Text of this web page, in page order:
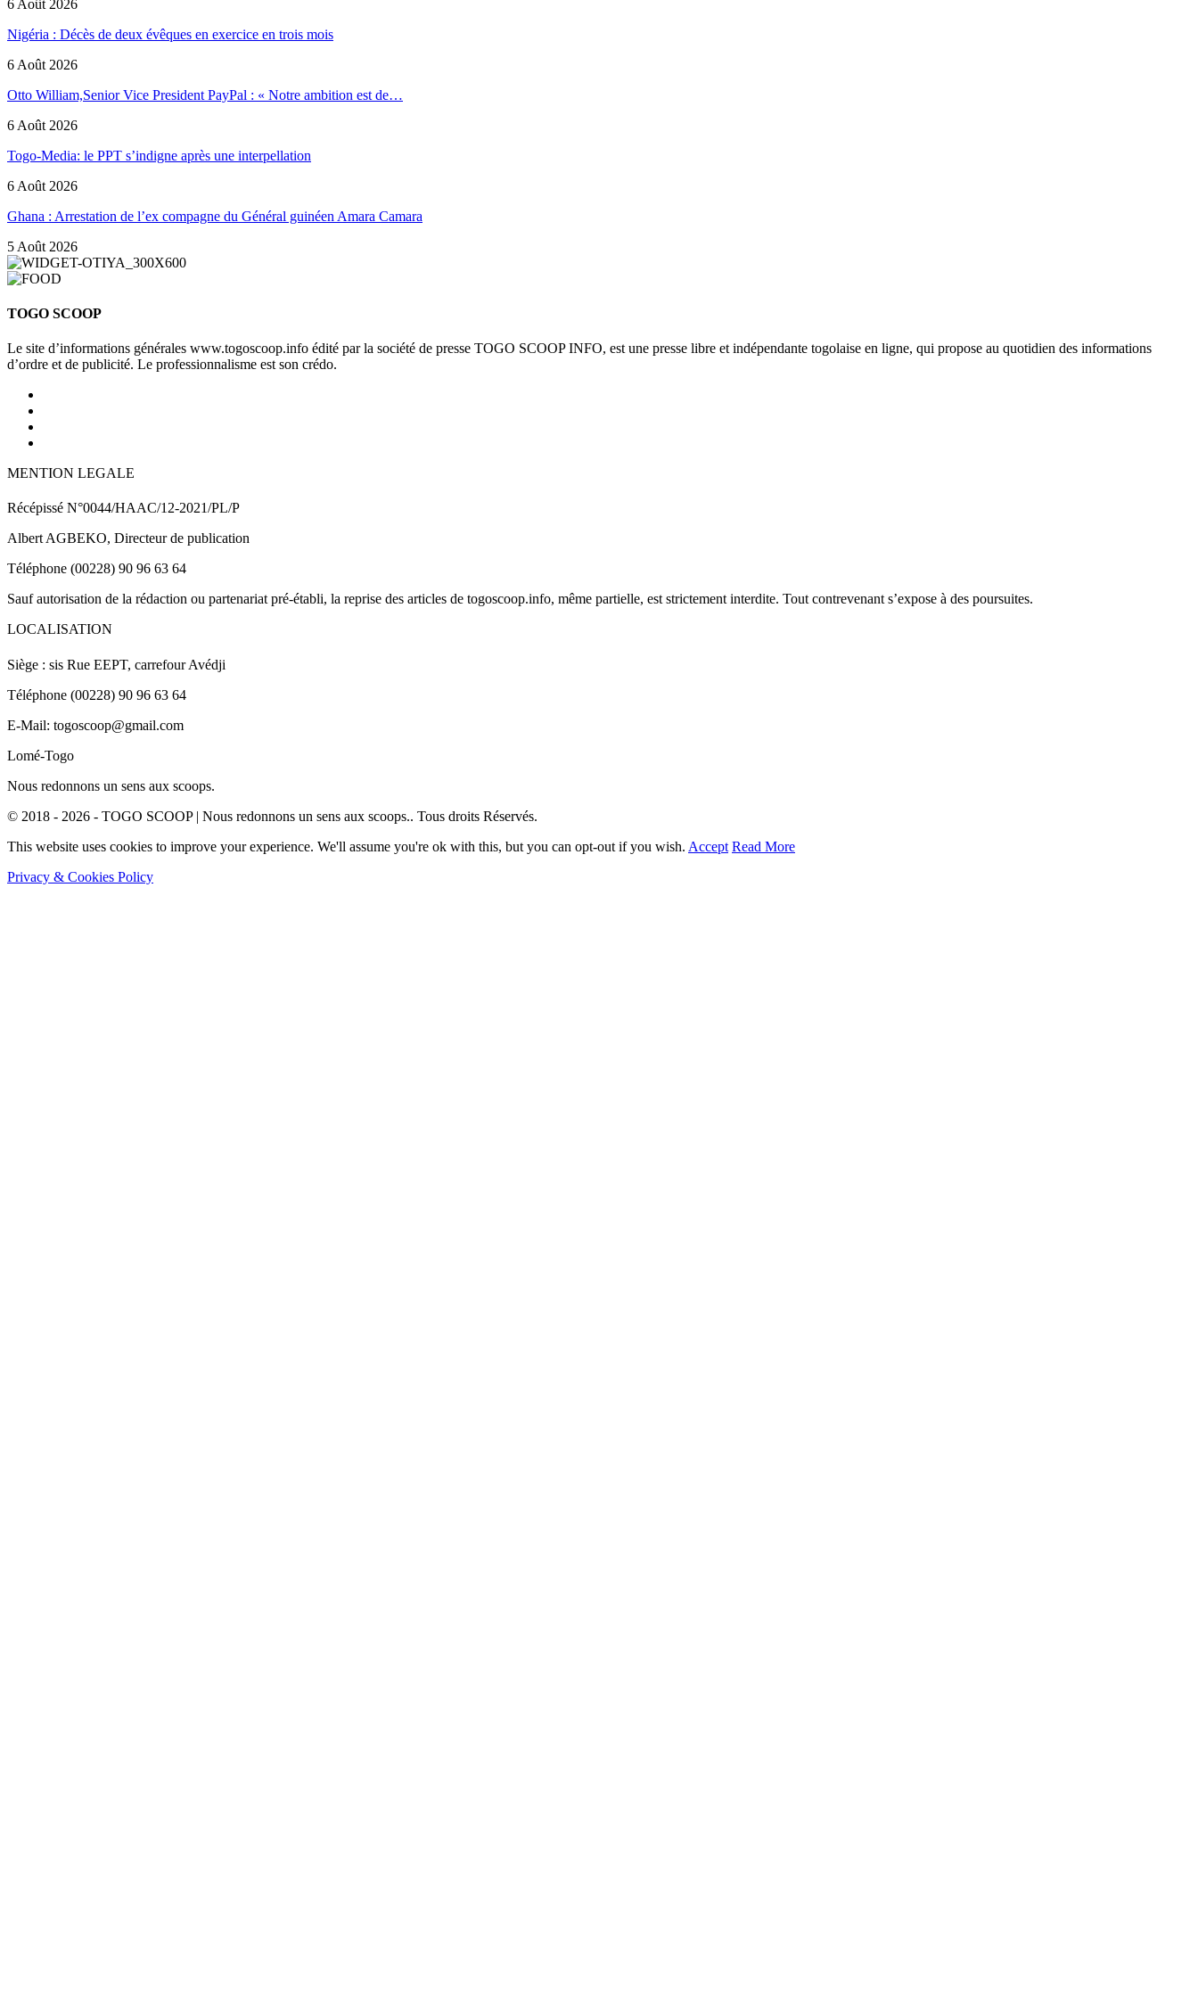
6 Août 2026
Nigéria : Décès de deux évêques en exercice en trois mois
6 Août 2026
Otto William,Senior Vice President PayPal : « Notre ambition est de…
6 Août 2026
Togo-Media: le PPT s’indigne après une interpellation
6 Août 2026
Ghana : Arrestation de l’ex compagne du Général guinéen Amara Camara
5 Août 2026
TOGO SCOOP
Le site d’informations générales www.togoscoop.info édité par la société de presse TOGO SCOOP INFO, est une presse libre et indépendante togolaise en ligne, qui propose au quotidien des informations
d’ordre et de publicité. Le professionnalisme est son crédo.
MENTION LEGALE
Récépissé N°0044/HAAC/12-2021/PL/P
Albert AGBEKO, Directeur de publication
Téléphone (00228) 90 96 63 64
Sauf autorisation de la rédaction ou partenariat pré-établi, la reprise des articles de togoscoop.info, même partielle, est strictement interdite. Tout contrevenant s’expose à des poursuites.
LOCALISATION
Siège : sis Rue EEPT, carrefour Avédji
Téléphone (00228) 90 96 63 64
E-Mail: togoscoop@gmail.com
Lomé-Togo
Nous redonnons un sens aux scoops.
© 2018 - 2026 - TOGO SCOOP | Nous redonnons un sens aux scoops.. Tous droits Réservés.
This website uses cookies to improve your experience. We'll assume you're ok with this, but you can opt-out if you wish. Accept Read More
Privacy & Cookies Policy